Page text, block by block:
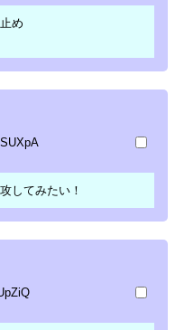
め
してみたい！